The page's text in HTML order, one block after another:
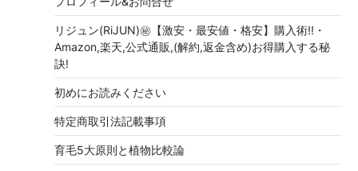
リジュン(RiJUN)㊙【激安・最安値・格安】購入術!!・
Amazon,楽天,公式通販,(解約,返金含め)お得購入する秘
訣!
初めにお読みください
特定商取引法記載事項
育毛5大原則と植物比較論